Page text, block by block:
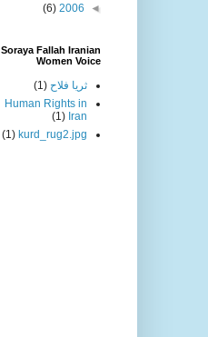
◄
2006
(6)
Soraya Fallah Iranian
Women Voice
ثریا فلاح (1)
Human Rights in
Iran
(1)
kurd_rug2.jpg
(1)